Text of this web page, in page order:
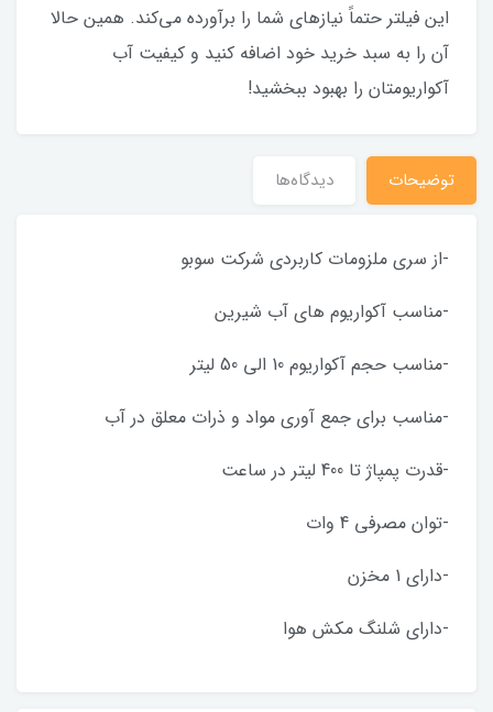
این فیلتر حتماً نیازهای شما را برآورده می‌کند. همین حالا
آن را به سبد خرید خود اضافه کنید و کیفیت آب
آکواریومتان را بهبود ببخشید!
توضیحات دیدگاه‌ها
-از سری ملزومات کاربردی شرکت سوبو
-مناسب آکواریوم های آب شیرین
-مناسب حجم آکواریوم 10 الی 50 لیتر
-مناسب برای جمع آوری مواد و ذرات معلق در آب
-قدرت پمپاژ تا 400 لیتر در ساعت
-توان مصرفی 4 وات
-دارای 1 مخزن
-دارای شلنگ مکش هوا